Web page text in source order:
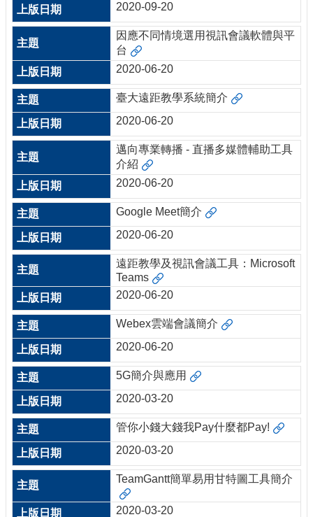
2020-09-20
因應不同情境選用視訊會議軟體與平
台
2020-06-20
臺大遠距教學系統簡介
2020-06-20
邁向專業轉播 - 直播多媒體輔助工具
介紹
2020-06-20
Google Meet簡介
2020-06-20
遠距教學及視訊會議工具：Microsoft
Teams
2020-06-20
Webex雲端會議簡介
2020-06-20
5G簡介與應用
2020-03-20
管你小錢大錢我Pay什麼都Pay!
2020-03-20
TeamGantt簡單易用甘特圖工具簡介
2020-03-20